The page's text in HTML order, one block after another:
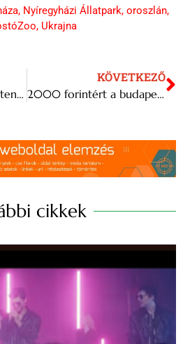
, Nyíregyházi Állatpark, oroszlán,
, Ukrajna
Influenzaként tekintentenek a koronavírusra
KÖVETKEZŐ
2000 forintért a budapesti tűzijátékra!
cikkek